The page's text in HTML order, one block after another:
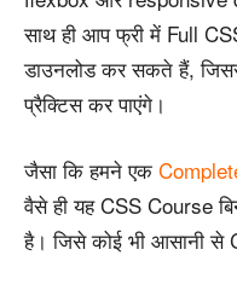
साथ ही आप फ्री में Full
डाउनलोड कर सकते हैं,
प्रैक्टिस कर पाएंगे।
जैसा कि हमने एक
वैसे ही यह CSS Course
है। जिसे कोई भी आसानी से